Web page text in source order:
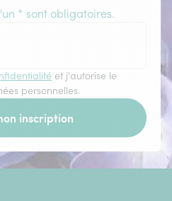
* sont obligatoires.
et j'autorise le
personnelles.
inscription